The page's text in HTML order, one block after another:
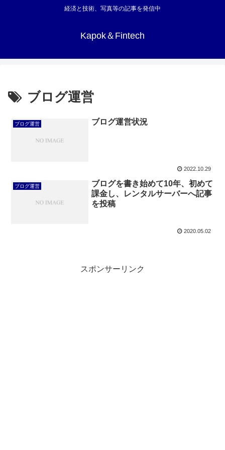
経済と技術、写真等の記事を発信中
Kapok＆Fintech
ブログ運営
ブログ運営 ブログ運営状況
2022.10.29
ブログ運営
ブログを書き始めて10年、初めて
課金し、レンタルサーバーへ記事
を投稿
2020.05.02
スポンサーリンク